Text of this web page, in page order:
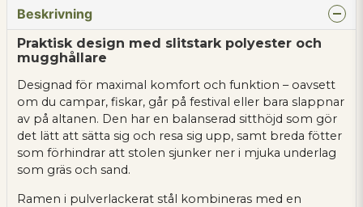
Beskrivning
Praktisk design med slitstark polyester och
mugghållare
Designad för maximal komfort och funktion – oavsett
om du campar, fiskar, går på festival eller bara slappnar
av på altanen. Den har en balanserad sitthöjd som gör
det lätt att sätta sig och resa sig upp, samt breda fötter
som förhindrar att stolen sjunker ner i mjuka underlag
som gräs och sand.
Ramen i pulverlackerat stål kombineras med en